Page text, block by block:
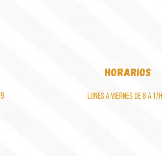
horarios
Lunes a viernes de 8 a